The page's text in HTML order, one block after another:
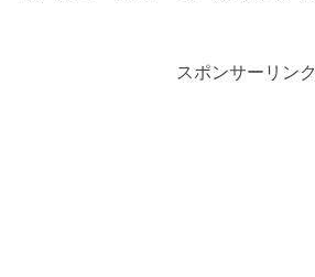
スポンサーリンク